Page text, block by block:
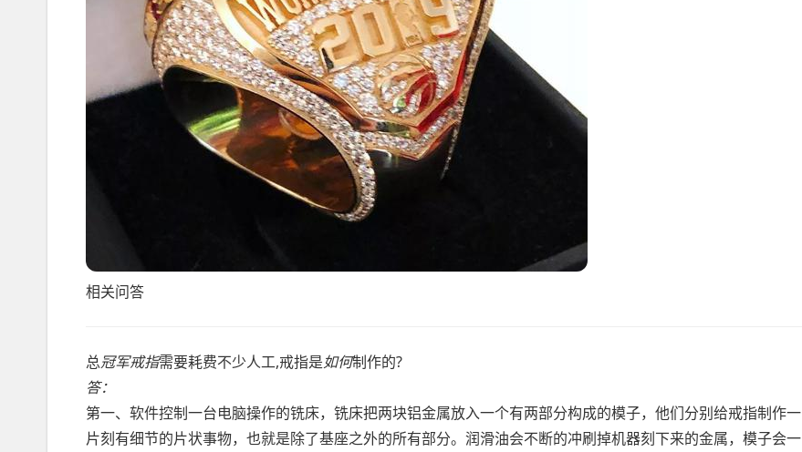
相关问答
总冠军戒指需要耗费不少人工,戒指是如何制作的?
答：
第一、软件控制一台电脑操作的铣床，铣床把两块铝金属放入一个有两部分构成的模子，他们分别给戒指制作一
片刻有细节的片状事物，也就是除了基座之外的所有部分。润滑油会不断的冲刷掉机器刻下来的金属，模子会一